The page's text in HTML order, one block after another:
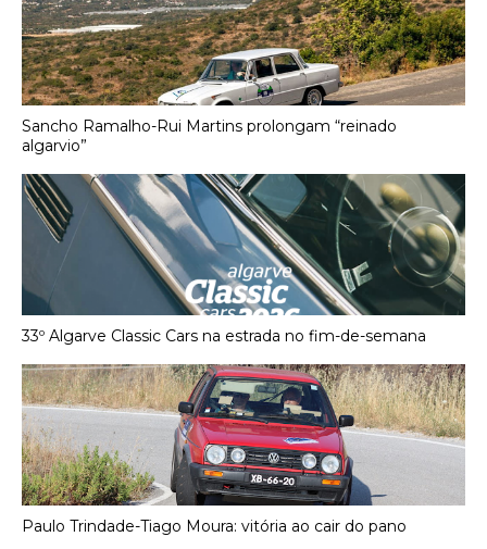
Sancho Ramalho-Rui Martins prolongam “reinado
algarvio”
33º Algarve Classic Cars na estrada no fim-de-semana
Paulo Trindade-Tiago Moura: vitória ao cair do pano